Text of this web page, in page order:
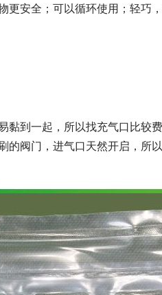
更安全；可以循环使用；轻巧
到一起，所以找充气口比较
的阀门，进气口天然开启，所